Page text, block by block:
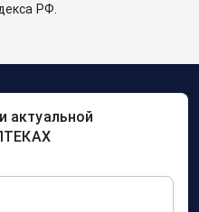
РФ.
актуальной